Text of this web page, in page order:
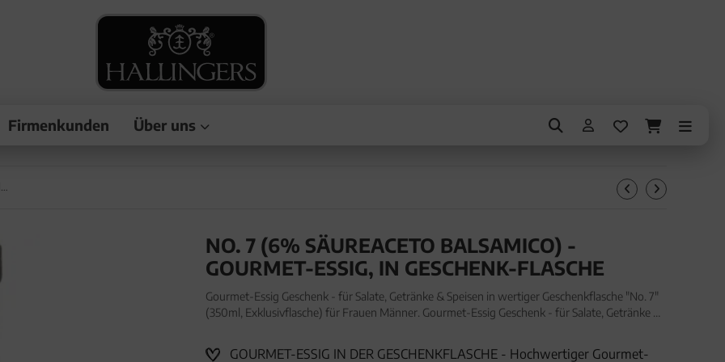
Firmenkunden Über uns
NO. 7 (6% SÄUREACETO BALSAMICO) -
GOURMET-ESSIG, IN GESCHENK-FLASCHE
Gourmet-Essig Geschenk - für Salate, Getränke & Speisen in wertiger Geschenkflasche "No. 7"
(350ml, Exklusivflasche) für Frauen Männer. Gourmet-Essig Geschenk - für Salate, Getränke &
GOURMET-ESSIG IN DER GESCHENKFLASCHE - Hochwertiger Gourmet-